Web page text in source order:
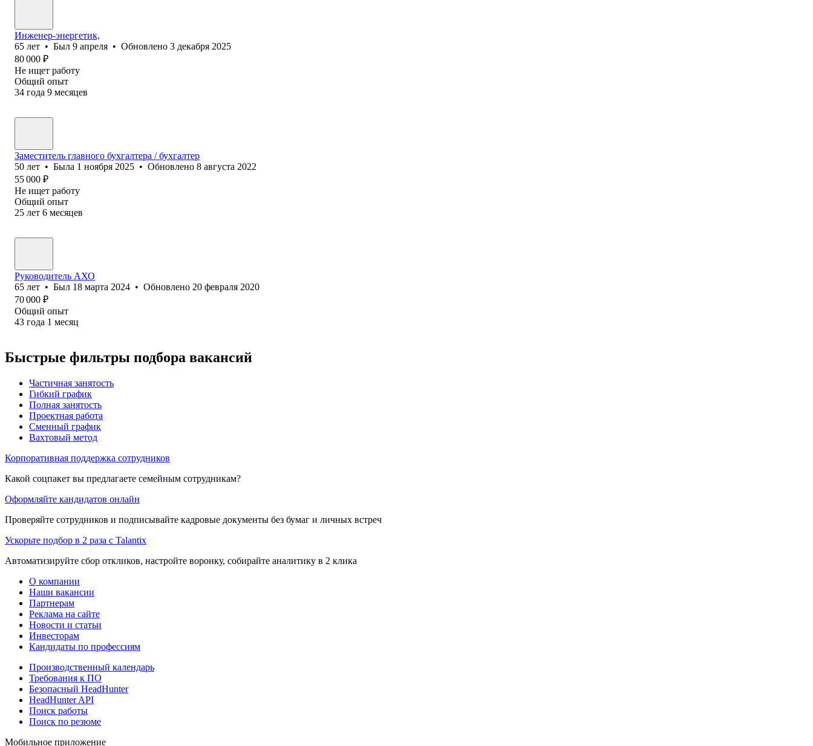
Инженер-энергетик,
65 лет • Был 9 апреля • Обновлено 3 декабря 2025
80 000 ₽
Не ищет работу
Общий опыт
34 года 9 месяцев
Заместитель главного бухгалтера / бухгалтер
50 лет • Была 1 ноября 2025 • Обновлено 8 августа 2022
55 000 ₽
Не ищет работу
Общий опыт
25 лет 6 месяцев
Руководитель АХО
65 лет • Был 18 марта 2024 • Обновлено 20 февраля 2020
70 000 ₽
Общий опыт
43 года 1 месяц
Быстрые фильтры подбора вакансий
Частичная занятость
Гибкий график
Полная занятость
Проектная работа
Сменный график
Вахтовый метод
Корпоративная поддержка сотрудников
Какой соцпакет вы предлагаете семейным сотрудникам?
Оформляйте кандидатов онлайн
Проверяйте сотрудников и подписывайте кадровые документы без бумаг и личных встреч
Ускорьте подбор в 2 раза с Talantix
Автоматизируйте сбор откликов, настройте воронку, собирайте аналитику в 2 клика
О компании
Наши вакансии
Партнерам
Реклама на сайте
Новости и статьи
Инвесторам
Кандидаты по профессиям
Производственный календарь
Требования к ПО
Безопасный HeadHunter
HeadHunter API
Поиск работы
Поиск по резюме
Мобильное приложение